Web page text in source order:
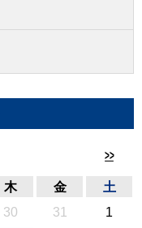
>>
木 金
土
30 31 1